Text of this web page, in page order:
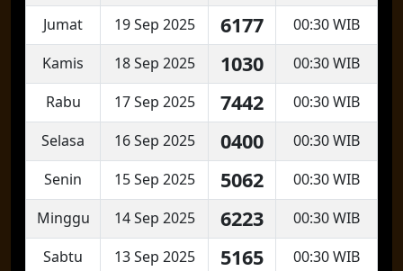
Jumat
19 Sep 2025 6177
00:30 WIB
Kamis
18 Sep 2025 1030
00:30 WIB
Rabu
17 Sep 2025 7442
00:30 WIB
Selasa
16 Sep 2025 0400
00:30 WIB
Senin
15 Sep 2025 5062
00:30 WIB
Minggu
14 Sep 2025 6223
00:30 WIB
Sabtu
13 Sep 2025 5165
00:30 WIB